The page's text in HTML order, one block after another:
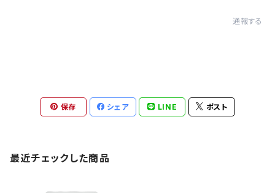
通報する
保存 シェア LINE ポスト
最近チェックした商品